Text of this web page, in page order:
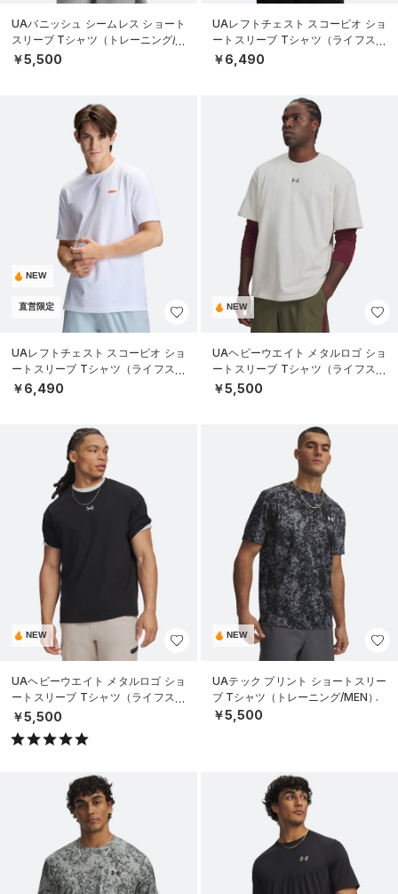
UAバニッシュ シームレス ショート
スリーブ Tシャツ（トレーニング/M
EN）
￥5,500
UAレフトチェスト スコーピオ ショ
ートスリーブ Tシャツ（ライフスタ
イル/MEN）
￥6,490
NEW
直営限定
UAレフトチェスト スコーピオ ショ
ートスリーブ Tシャツ（ライフスタ
イル/MEN）
￥6,490
NEW
UAヘビーウエイト メタルロゴ ショ
ートスリーブ Tシャツ（ライフスタ
イル/MEN）
￥5,500
NEW
UAヘビーウエイト メタルロゴ ショ
ートスリーブ Tシャツ（ライフスタ
イル/MEN）
￥5,500
NEW
UAテック プリント ショートスリー
ブ Tシャツ（トレーニング/MEN）
￥5,500